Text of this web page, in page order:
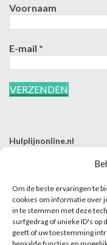
Om de beste ervaringen te
cookies om informatie over
in te stemmen met deze
surfgedrag of unieke ID's
geeft of uw toestemming
Voornaam
E-mail *
Hulplijnonline.nl
E | info@hulplijnonline.nl
Contactformulier
Over Hulplijnonline.nl
Het team van